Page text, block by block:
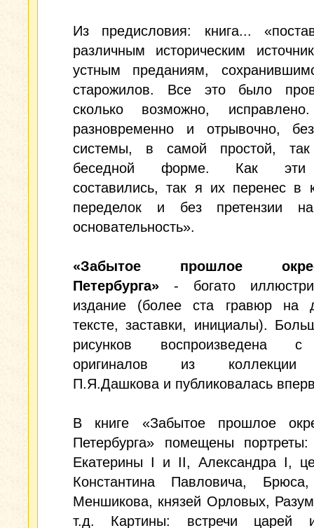
Из предисловия: книга...
различным историческим
устным преданиям,
старожилов. Все это было
сколько возможно,
разновременно и отрывочно,
системы, в самой простой, так
беседной форме. Как эти
составились, так я их перенес в
переделок и без претензии
основательность».
«Забытое прошлое
Петербурга» - богато
издание (более ста гравюр на
тексте, заставки, инициалы).
рисунков воспроизведена
оригиналов из коллекции
П.Я.Дашкова и публиковалась
В книге «Забытое прошлое
Петербурга» помещены
Екатерины I и II, Александра I,
Константина Павловича,
Меншикова, князей Орловых,
т.д. Картины: встречи царей